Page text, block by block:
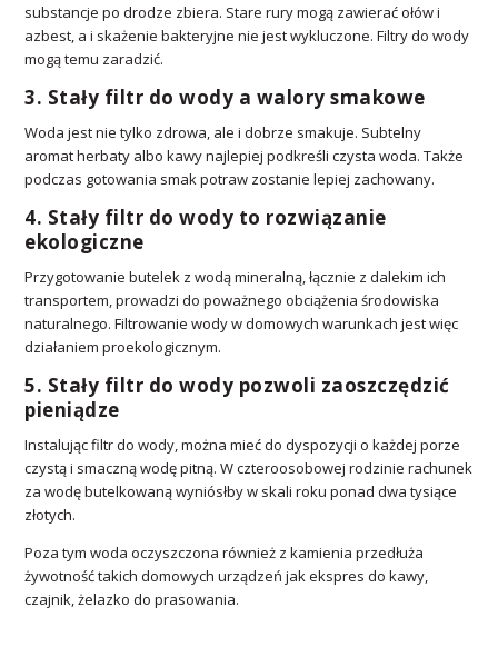
substancje po drodze zbiera. Stare rury mogą zawierać ołów i
azbest, a i skażenie bakteryjne nie jest wykluczone. Filtry do wody
mogą temu zaradzić.
3. Stały filtr do wody a walory smakowe
Woda jest nie tylko zdrowa, ale i dobrze smakuje. Subtelny
aromat herbaty albo kawy najlepiej podkreśli czysta woda. Także
podczas gotowania smak potraw zostanie lepiej zachowany.
4. Stały filtr do wody to rozwiązanie
ekologiczne
Przygotowanie butelek z wodą mineralną, łącznie z dalekim ich
transportem, prowadzi do poważnego obciążenia środowiska
naturalnego. Filtrowanie wody w domowych warunkach jest więc
działaniem proekologicznym.
5. Stały filtr do wody pozwoli zaoszczędzić
pieniądze
Instalując filtr do wody, można mieć do dyspozycji o każdej porze
czystą i smaczną wodę pitną. W czteroosobowej rodzinie rachunek
za wodę butelkowaną wyniósłby w skali roku ponad dwa tysiące
złotych.
Poza tym woda oczyszczona również z kamienia przedłuża
żywotność takich domowych urządzeń jak ekspres do kawy,
czajnik, żelazko do prasowania.